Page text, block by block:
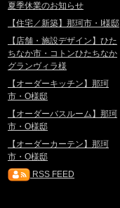
夏季休業のお知らせ
【住宅／新築】那珂市・I様邸
【店舗・施設デザイン】ひた
ちなか市・コトンひたちなか
グランヴィラ様
【オーダーキッチン】那珂
市・O様邸
【オーダーバスルーム】那珂
市・O様邸
【オーダーカーテン】那珂
市・O様邸
RSS FEED